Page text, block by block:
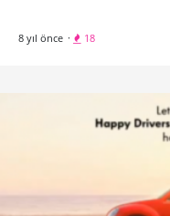
8 yıl önce · 18